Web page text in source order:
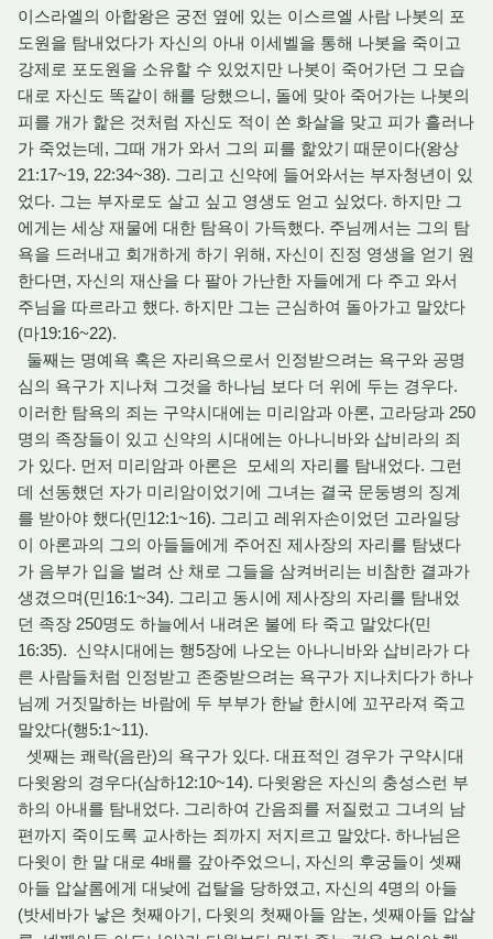
이스라엘의 아합왕은 궁전 옆에 있는 이스르엘 사람 나봇의 포
도원을 탐내었다가 자신의 아내 이세벨을 통해 나봇을 죽이고
강제로 포도원을 소유할 수 있었지만 나봇이 죽어가던 그 모습
대로 자신도 똑같이 해를 당했으니, 돌에 맞아 죽어가는 나봇의
피를 개가 핥은 것처럼 자신도 적이 쏜 화살을 맞고 피가 흘러나
가 죽었는데, 그때 개가 와서 그의 피를 핥았기 때문이다(왕상
21:17~19, 22:34~38). 그리고 신약에 들어와서는 부자청년이 있
었다. 그는 부자로도 살고 싶고 영생도 얻고 싶었다. 하지만 그
에게는 세상 재물에 대한 탐욕이 가득했다. 주님께서는 그의 탐
욕을 드러내고 회개하게 하기 위해, 자신이 진정 영생을 얻기 원
한다면, 자신의 재산을 다 팔아 가난한 자들에게 다 주고 와서
주님을 따르라고 했다. 하지만 그는 근심하여 돌아가고 말았다
(마19:16~22).
둘째는 명예욕 혹은 자리욕으로서 인정받으려는 욕구와 공명
심의 욕구가 지나쳐 그것을 하나님 보다 더 위에 두는 경우다.
이러한 탐욕의 죄는 구약시대에는 미리암과 아론, 고라당과 250
명의 족장들이 있고 신약의 시대에는 아나니바와 삽비라의 죄
가 있다. 먼저 미리암과 아론은 모세의 자리를 탐내었다. 그런
데 선동했던 자가 미리암이었기에 그녀는 결국 문둥병의 징계
를 받아야 했다(민12:1~16). 그리고 레위자손이었던 고라일당
이 아론과의 그의 아들들에게 주어진 제사장의 자리를 탐냈다
가 음부가 입을 벌려 산 채로 그들을 삼켜버리는 비참한 결과가
생겼으며(민16:1~34). 그리고 동시에 제사장의 자리를 탐내었
던 족장 250명도 하늘에서 내려온 불에 타 죽고 말았다(민
16:35). 신약시대에는 행5장에 나오는 아나니바와 삽비라가 다
른 사람들처럼 인정받고 존중받으려는 욕구가 지나치다가 하나
님께 거짓말하는 바람에 두 부부가 한날 한시에 꼬꾸라져 죽고
말았다(행5:1~11).
셋째는 쾌락(음란)의 욕구가 있다. 대표적인 경우가 구약시대
다윗왕의 경우다(삼하12:10~14). 다윗왕은 자신의 충성스런 부
하의 아내를 탐내었다. 그리하여 간음죄를 저질렀고 그녀의 남
편까지 죽이도록 교사하는 죄까지 저지르고 말았다. 하나님은
다윗이 한 말 대로 4배를 갚아주었으니, 자신의 후궁들이 셋째
아들 압살롬에게 대낮에 겁탈을 당하였고, 자신의 4명의 아들
(밧세바가 낳은 첫째아기, 다윗의 첫째아들 암논, 셋째아들 압살